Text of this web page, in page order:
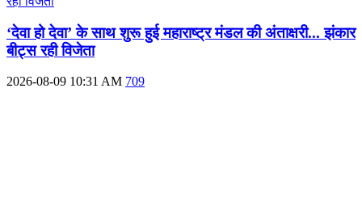
‘देवा हो देवा’ के साथ शुरू हुई महाराष्ट्र मंडल की अंताक्षरी... झंकार
बीट्स रही विजेता
2026-08-09 10:31 AM 709